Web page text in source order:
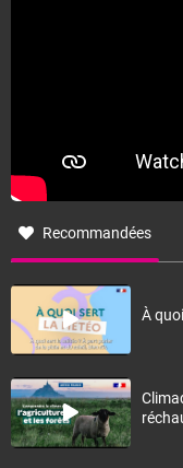
Recommandées
À